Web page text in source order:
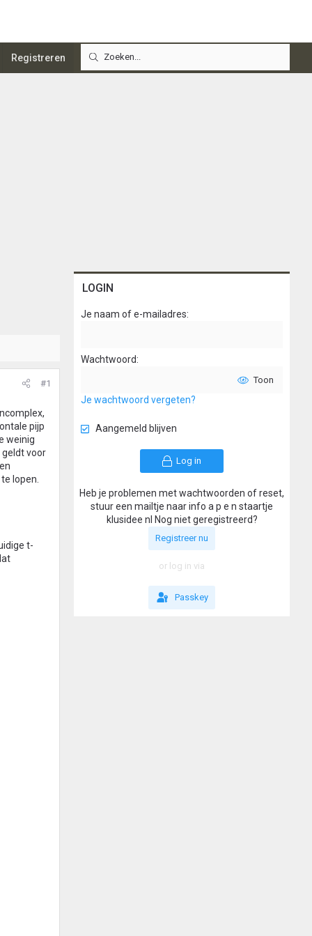
Registreren
#1
pijp
weinig
voor
lopen.
t-
LOGIN
Je naam of e-mailadres
Wachtwoord
Toon
Je wachtwoord vergeten?
Aangemeld blijven
Log in
Heb je problemen met wachtwoorden of reset,
stuur een mailtje naar info a p e n staartje
klusidee nl Nog niet geregistreerd?
Registreer nu
or log in via
Passkey